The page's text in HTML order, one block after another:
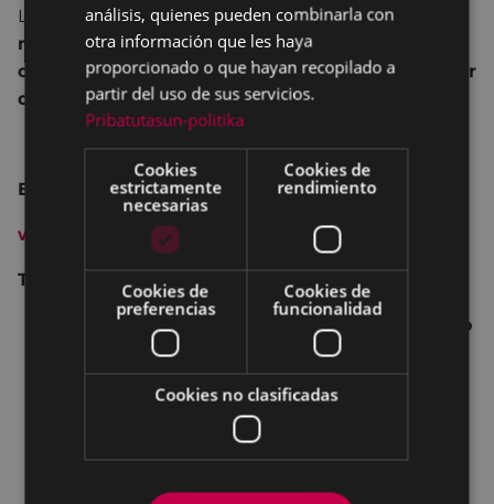
La escuela imparte enseñanzas de lenguaje
musical (todos lo niveles), coro, instrumentos y
conjuntos instrumentales y cuenta con alrededor
de 300 alumnos y alumnas.
Entrada: 3€
www.kutxabank.es
Taquilla
venta ordinaria: una hora antes del inicio
venta anticipada:
lunes, 19:00 - 20:00
viernes, 21:00 - 22:00
análisis, quienes pueden combinarla con
otra información que les haya
proporcionado o que hayan recopilado a
partir del uso de sus servicios.
Pribatutasun-politika
Cookies
estrictamente
necesarias
Cookies de
rendimiento
Cookies de
preferencias
Cookies de
funcionalidad
Cookies no clasificadas